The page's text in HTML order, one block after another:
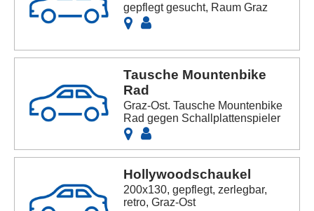
gepflegt gesucht, Raum Graz
Tausche Mountenbike
Rad
Graz-Ost. Tausche Mountenbike
Rad gegen Schallplattenspieler
Hollywoodschaukel
200x130, gepflegt, zerlegbar,
retro, Graz-Ost